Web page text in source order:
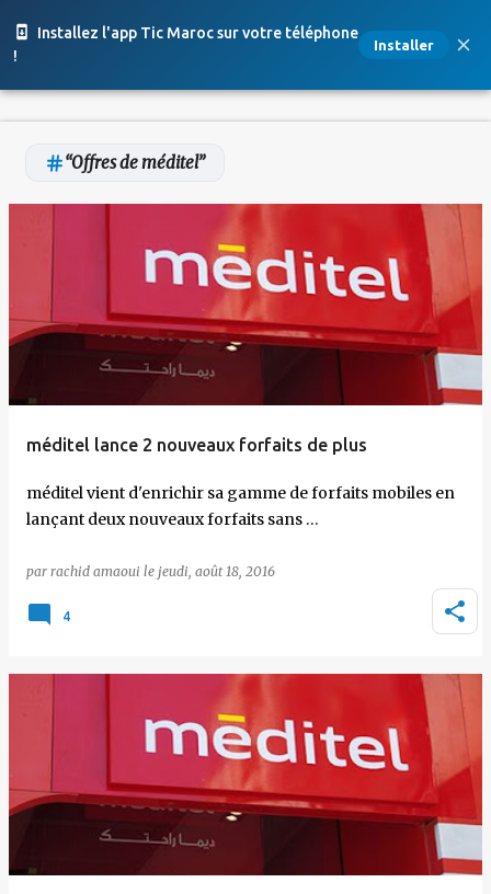
Installez l'app Tic Maroc sur votre téléphone
!
Installer
Accéder au contenu principal
Offres de méditel
méditel lance 2 nouveaux forfaits de plus
méditel vient d'enrichir sa gamme de forfaits mobiles en
lançant deux nouveaux forfaits sans …
par rachid amaoui le jeudi, août 18, 2016
4